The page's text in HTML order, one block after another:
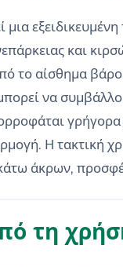
μια
και
το αίσθημα
να
γρήγορα
Η τακτική
άκρων,
τη